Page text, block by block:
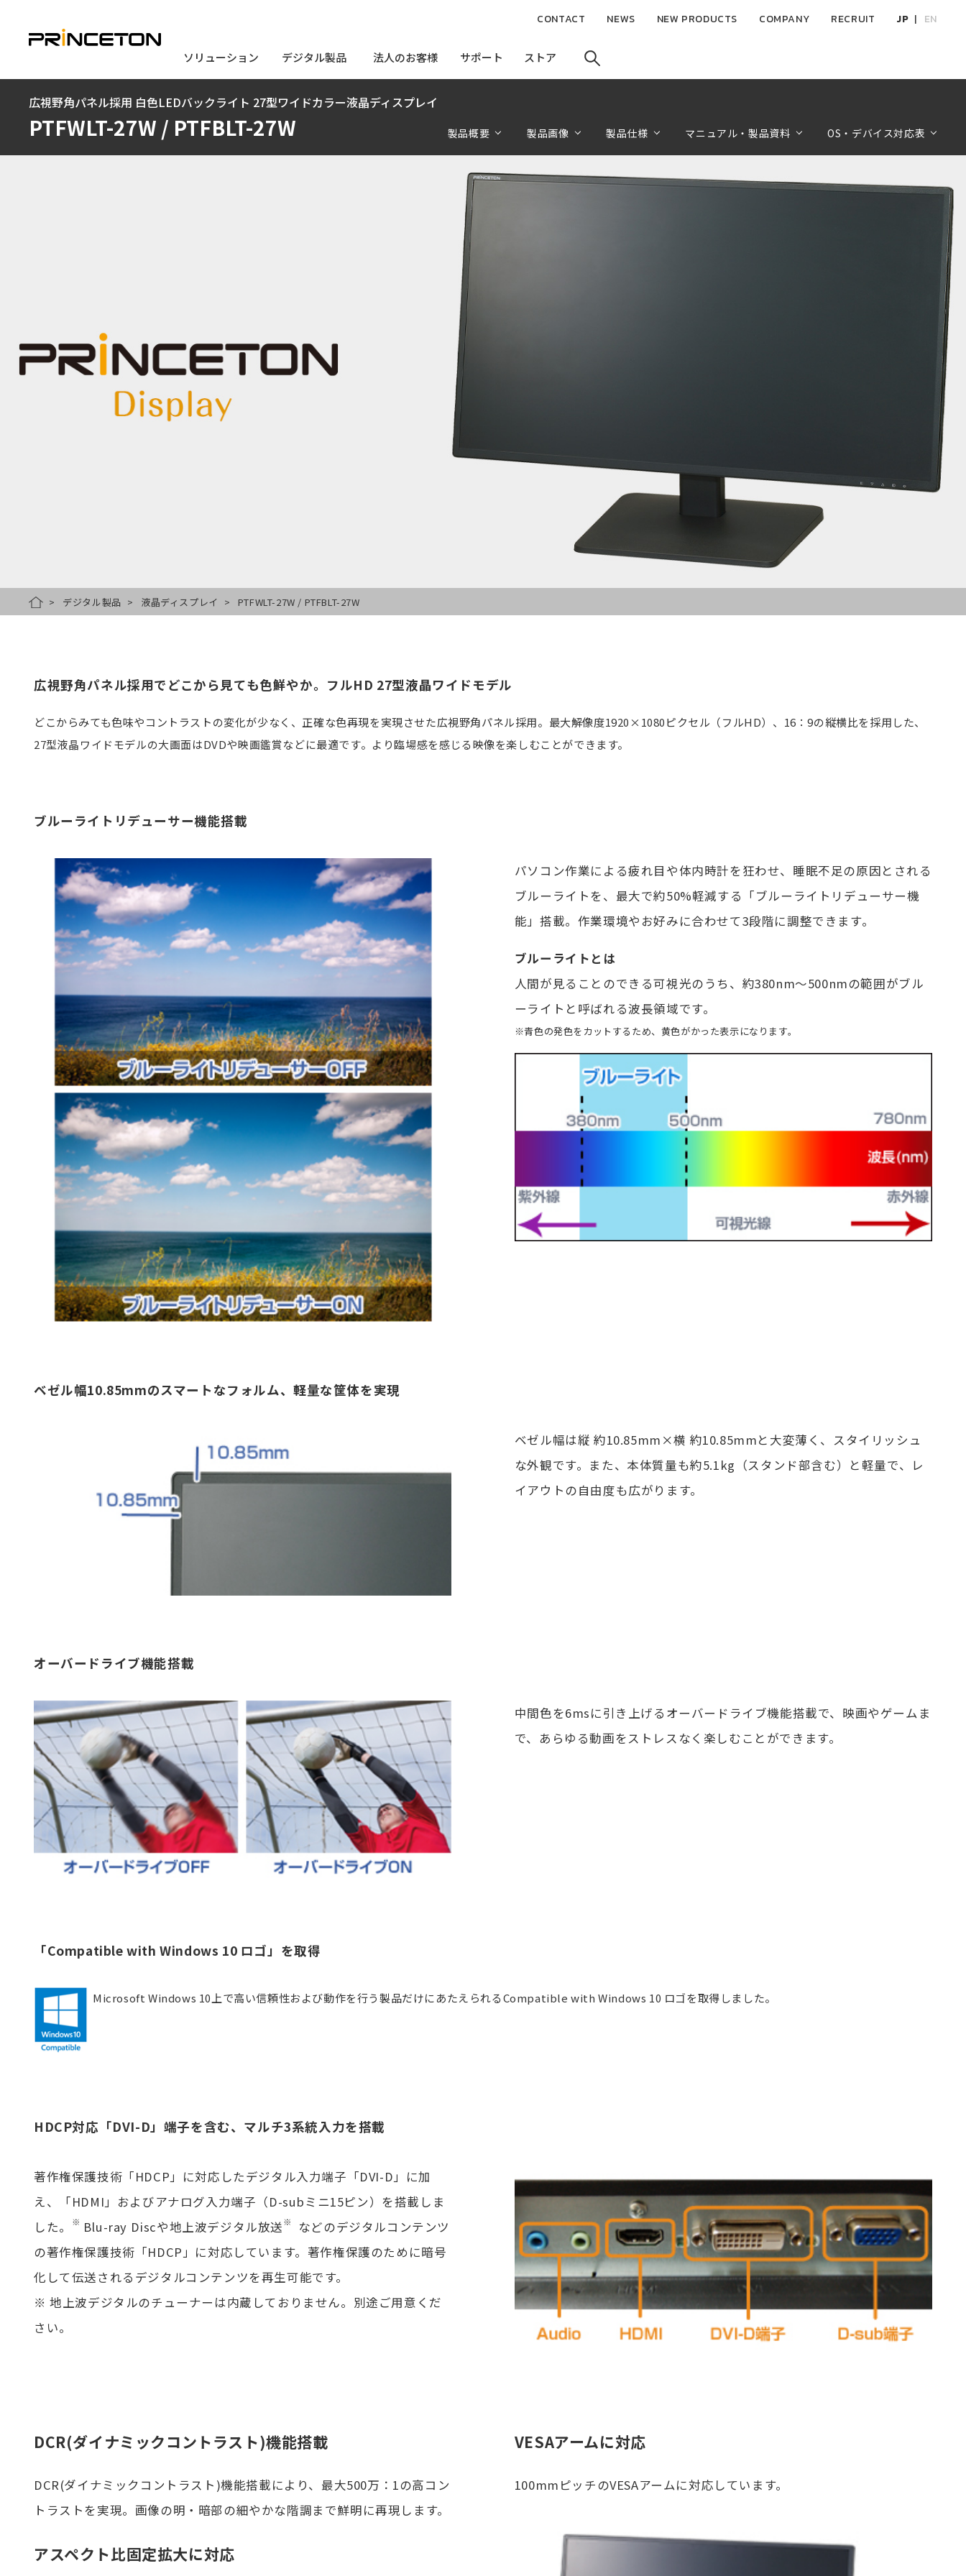
コ
ソリューション
ソリューション デジタル製品
デジタル製品 法人のお客様
法人のお客様 サポート
サポート ストア
ストア
CONTACT NEWS NEW PRODUCTS COMPANY RECRUIT JP EN
広視野角パネル採用 白色LEDバックライト 27型ワイドカラー液晶ディスプレイ
PTFWLT-27W / PTFBLT-27W 製品概要 製品画像 製品仕様 マニュアル・製品資料 OS・デバイス対応表
HOMEデジタル製品 液晶ディスプレイ PTFWLT-27W / PTFBLT-27W
広視野角パネル採用でどこから見ても色鮮やか。フルHD 27型液晶ワイドモデル
どこからみても色味やコントラストの変化が少なく、正確な色再現を実現させた広視野角パネル採用。最大解像度1920×1080ピクセル（フルHD）、16：9の縦横比を採用した、
27型液晶ワイドモデルの大画面はDVDや映画鑑賞などに最適です。より臨場感を感じる映像を楽しむことができます。
ブルーライトリデューサー機能搭載
パソコン作業による疲れ目や体内時計を狂わせ、睡眠不足の原因とされる
ブルーライトを、最大で約50%軽減する「ブルーライトリデューサー機
能」搭載。作業環境やお好みに合わせて3段階に調整できます。
ブルーライトとは
人間が見ることのできる可視光のうち、約380nm～500nmの範囲がブル
ーライトと呼ばれる波長領域です。
※青色の発色をカットするため、黄色がかった表示になります。
ベゼル幅10.85mmのスマートなフォルム、軽量な筐体を実現
ベゼル幅は縦 約10.85mm×横 約10.85mmと大変薄く、スタイリッシュ
な外観です。また、本体質量も約5.1kg（スタンド部含む）と軽量で、レ
イアウトの自由度も広がります。
オーバードライブ機能搭載
中間色を6msに引き上げるオーバードライブ機能搭載で、映画やゲームま
で、あらゆる動画をストレスなく楽しむことができます。
「Compatible with Windows 10 ロゴ」を取得
Microsoft Windows 10上で高い信頼性および動作を行う製品だけにあたえられるCompatible with Windows 10 ロゴを取得しました。
HDCP対応「DVI-D」端子を含む、マルチ3系統入力を搭載
著作権保護技術「HDCP」に対応したデジタル入力端子「DVI-D」に加
え、「HDMI」およびアナログ入力端子（D-subミニ15ピン）を搭載しま
した。
※ Blu-ray Discや地上波デジタル放送※
などのデジタルコンテンツ
の著作権保護技術「HDCP」に対応しています。著作権保護のために暗号
化して伝送されるデジタルコンテンツを再生可能です。
※ 地上波デジタルのチューナーは内蔵しておりません。別途ご用意くだ
さい。
DCR(ダイナミックコントラスト)機能搭載
DCR(ダイナミックコントラスト)機能搭載により、最大500万：1の高コン
トラストを実現。画像の明・暗部の細やかな階調まで鮮明に再現します。
アスペクト比固定拡大に対応
VESAアームに対応
100mmピッチのVESAアームに対応しています。